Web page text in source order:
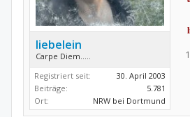
liebelein
Carpe Diem.....
Registriert seit:
30. April 2003
Beiträge:
5.781
Ort:
NRW bei Dortmund